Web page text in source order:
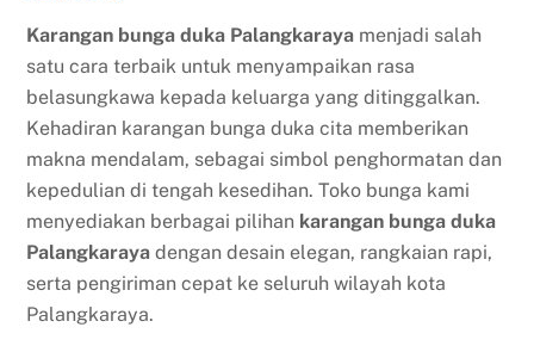
Karangan bunga duka Palangkaraya menjadi salah
satu cara terbaik untuk menyampaikan rasa
belasungkawa kepada keluarga yang ditinggalkan.
Kehadiran karangan bunga duka cita memberikan
makna mendalam, sebagai simbol penghormatan dan
kepedulian di tengah kesedihan. Toko bunga kami
menyediakan berbagai pilihan karangan bunga duka
Palangkaraya dengan desain elegan, rangkaian rapi,
serta pengiriman cepat ke seluruh wilayah kota
Palangkaraya.